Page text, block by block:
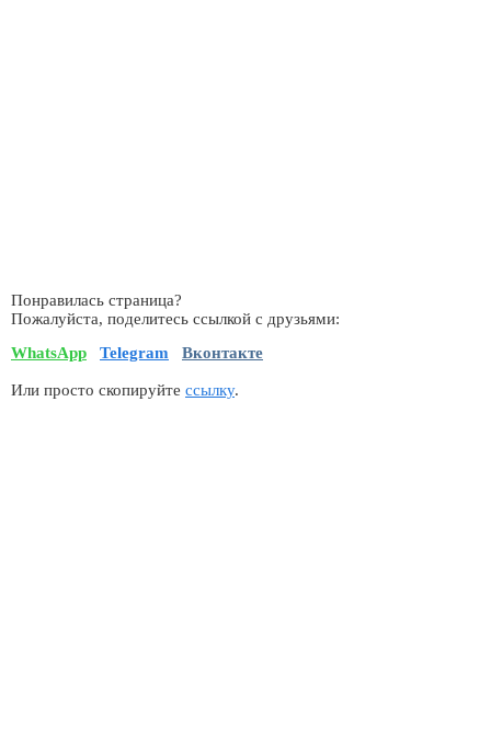
Понравилась страница?
Пожалуйста, поделитесь ссылкой с друзьями:
WhatsApp
Telegram Вконтакте
Или просто скопируйте ссылку.